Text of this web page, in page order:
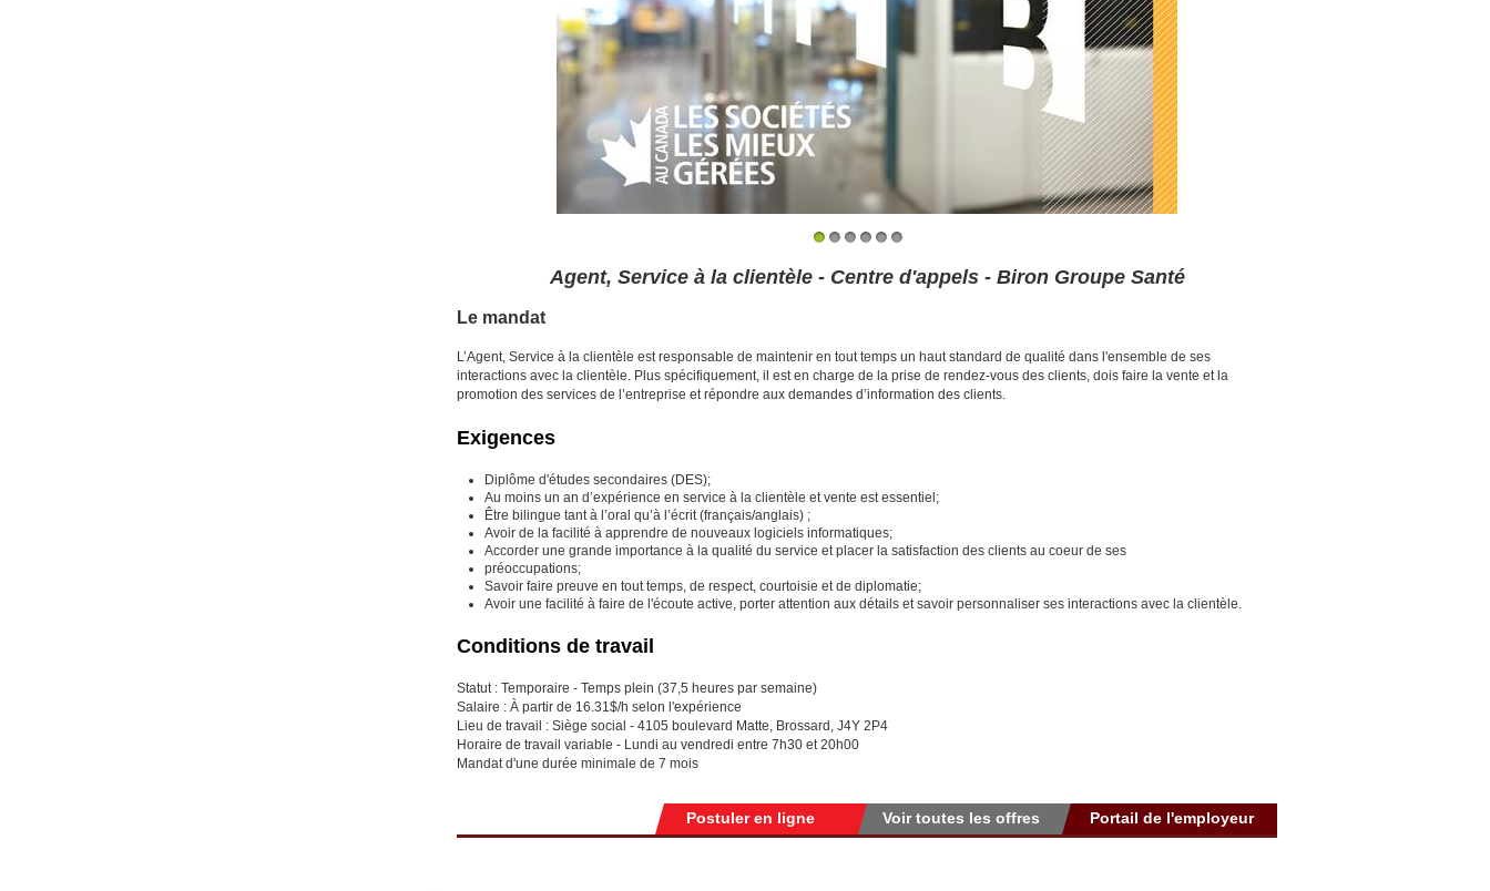
Agent, Service à la clientèle - Centre d'appels - Biron Groupe Santé
Le mandat
L’Agent, Service à la clientèle est responsable de maintenir en tout temps un haut standard de qualité dans l'ensemble de ses
interactions avec la clientèle. Plus spécifiquement, il est en charge de la prise de rendez-vous des clients, dois faire la vente et la
promotion des services de l’entreprise et répondre aux demandes d’information des clients.
Exigences
Diplôme d'études secondaires (DES);
Au moins un an d’expérience en service à la clientèle et vente est essentiel;
Être bilingue tant à l’oral qu’à l’écrit (français/anglais) ;
Avoir de la facilité à apprendre de nouveaux logiciels informatiques;
Accorder une grande importance à la qualité du service et placer la satisfaction des clients au coeur de ses
préoccupations;
Savoir faire preuve en tout temps, de respect, courtoisie et de diplomatie;
Avoir une facilité à faire de l'écoute active, porter attention aux détails et savoir personnaliser ses interactions avec la clientèle.
Conditions de travail
Statut : Temporaire - Temps plein (37,5 heures par semaine)
Salaire : À partir de 16.31$/h selon l'expérience
Lieu de travail : Siège social - 4105 boulevard Matte, Brossard, J4Y 2P4
Horaire de travail variable - Lundi au vendredi entre 7h30 et 20h00
Mandat d'une durée minimale de 7 mois
Portail de l'employeur
Voir toutes les offres
Postuler en ligne